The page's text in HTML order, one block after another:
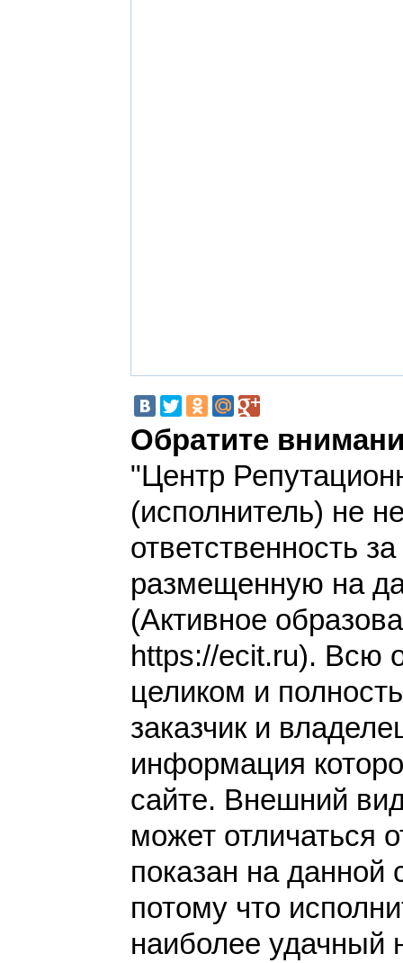
Обратите
"Центр
(исполнитель) не
ответственность
размещенную на
(Активное
https://ecit.ru). Всю
целиком и
заказчик и
информация
сайте. Внешний
может отличаться
показан на данной
потому что
наиболее удачный